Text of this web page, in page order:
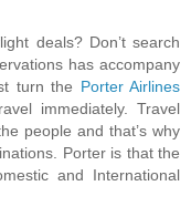
deals? Don’t search
has accompany
turn the Porter Airlines
immediately. Travel
people and that’s why
Porter is that the
and International